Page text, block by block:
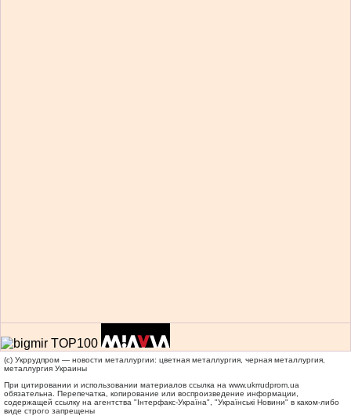
(c) Укррудпром — новости металлургии: цветная металлургия, черная металлургия,
металлургия Украины
При цитировании и использовании материалов ссылка на www.ukrrudprom.ua
обязательна. Перепечатка, копирование или воспроизведение информации,
содержащей ссылку на агентства "Iнтерфакс-Україна", "Українськi Новини" в каком-либо
виде строго запрещены